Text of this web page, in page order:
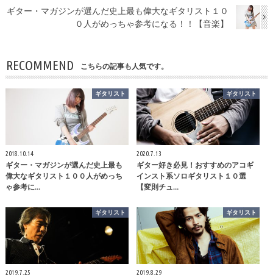
ギター・マガジンが選んだ史上最も偉大なギタリスト１０
０人がめっちゃ参考になる！！【音楽】
RECOMMEND こちらの記事も人気です。
ギタリスト
2018.10.14
ギター・マガジンが選んだ史上最も
偉大なギタリスト１００人がめっち
ゃ参考に…
ギタリスト
2020.7.13
ギター好き必見！おすすめのアコギ
インスト系ソロギタリスト１０選
【変則チュ…
ギタリスト
2019.7.25
ギタリスト
2019.8.29